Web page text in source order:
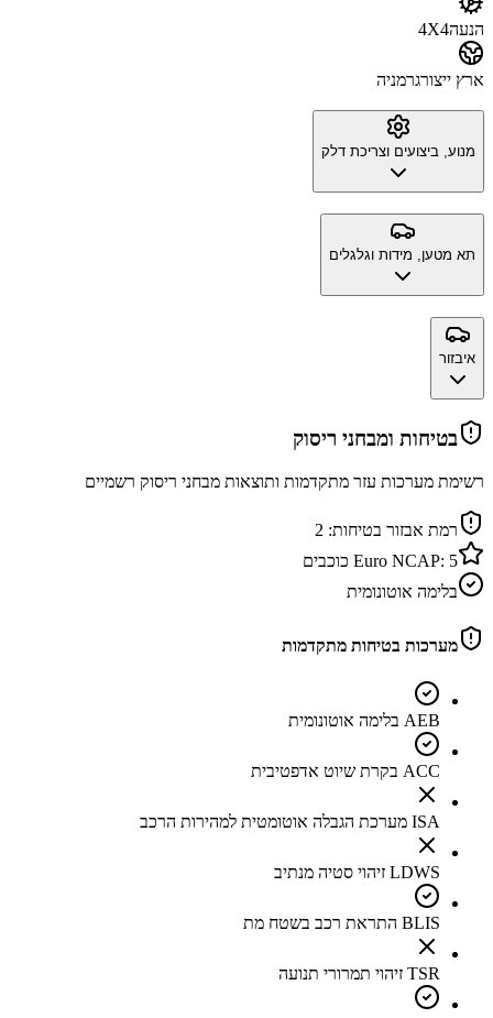
הנעה4X4
ארץ ייצורגרמניה
מנוע, ביצועים וצריכת דלק
תא מטען, מידות וגלגלים
איבזור
בטיחות ומבחני ריסוק
רשימת מערכות עזר מתקדמות ותוצאות מבחני ריסוק רשמיים
רמת אבזור בטיחות: 2
Euro NCAP: 5
כוכבים
בלימה אוטונומית
מערכות בטיחות מתקדמות
AEB בלימה אוטונומית
ACC בקרת שיוט אדפטיבית
ISA מערכת הגבלה אוטומטית למהירות הרכב
LDWS זיהוי סטיה מנתיב
BLIS התראת רכב בשטח מת
TSR זיהוי תמרורי תנועה